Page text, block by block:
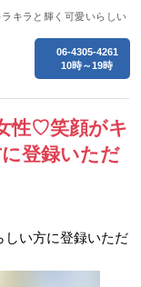
キラと輝く可愛いらしい
06-4305-4261
10時～19時
性♡笑顔がキ
登録いただ
い方に登録いただ